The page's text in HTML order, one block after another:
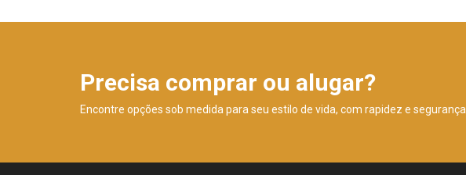
Precisa comprar ou alugar?
Encontre opções sob medida para seu estilo de vida, com rapidez e segurança.